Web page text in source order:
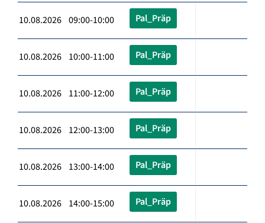
10.08.2026 09:00-10:00 Pal_Präp
10.08.2026 10:00-11:00 Pal_Präp
10.08.2026 11:00-12:00 Pal_Präp
10.08.2026 12:00-13:00 Pal_Präp
10.08.2026 13:00-14:00 Pal_Präp
10.08.2026 14:00-15:00 Pal_Präp